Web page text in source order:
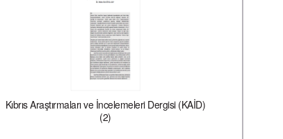
Kıbrıs Araştırmaları ve İncelemeleri Dergisi (KAİD)
(2)